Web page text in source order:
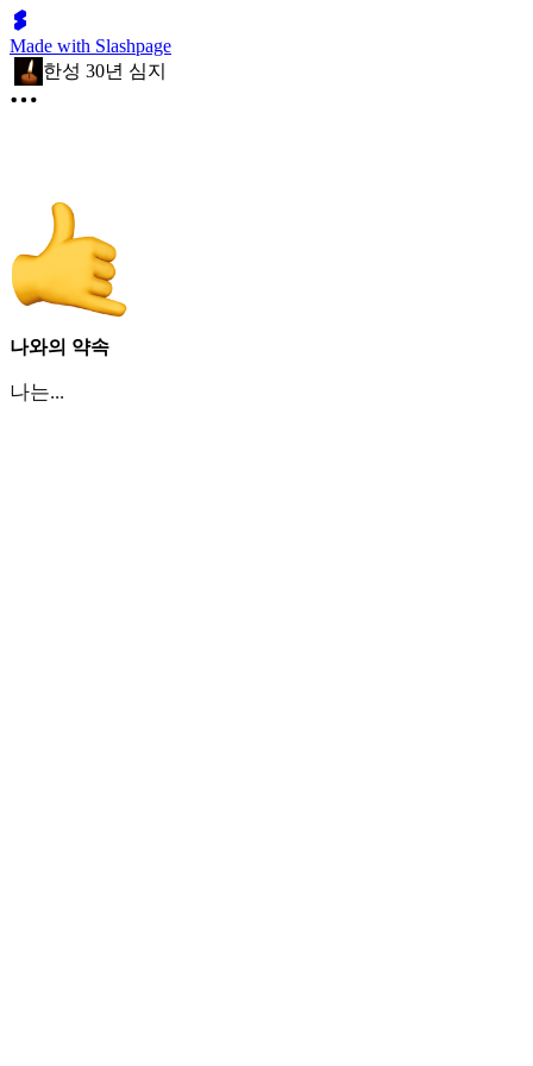
Made with Slashpage
한성 30년 심지
나와의 약속
나는...